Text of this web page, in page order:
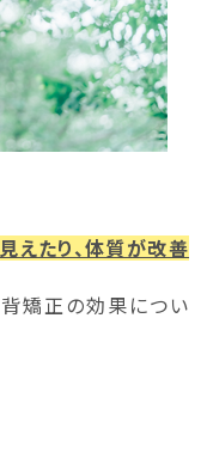
えたり、体質が改善
矯正の効果につい